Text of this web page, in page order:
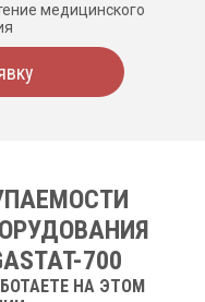
медицинского
700
НА ЭТОМ